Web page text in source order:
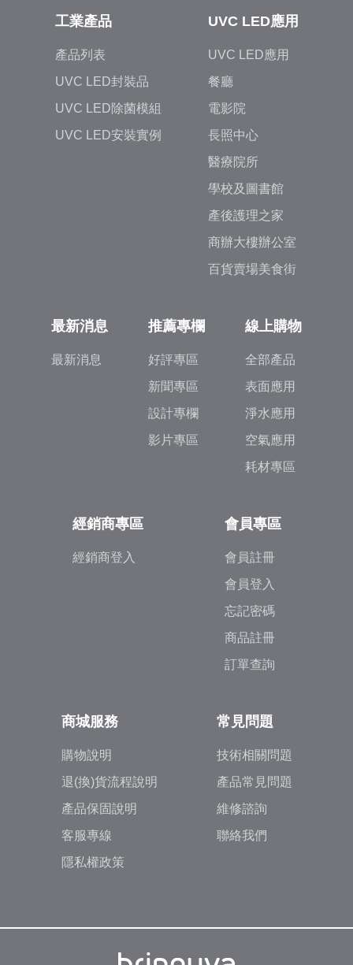
工業產品
產品列表
UVC LED封裝品
UVC LED除菌模組
UVC LED安裝實例
UVC LED應用
UVC LED應用
餐廳
電影院
長照中心
醫療院所
學校及圖書館
產後護理之家
商辦大樓辦公室
百貨賣場美食街
最新消息
最新消息
推薦專欄
好評專區
新聞專區
設計專欄
影片專區
線上購物
全部產品
表面應用
淨水應用
空氣應用
耗材專區
經銷商專區
經銷商登入
會員專區
會員註冊
會員登入
忘記密碼
商品註冊
訂單查詢
商城服務
購物說明
退(換)貨流程說明
產品保固說明
客服專線
隱私權政策
常見問題
技術相關問題
產品常見問題
維修諮詢
聯絡我們